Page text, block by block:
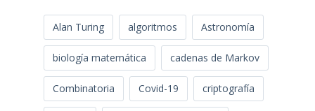
Alan Turing algoritmos Astronomía
biología matemática cadenas de Markov
Combinatoria Covid-19 criptografía